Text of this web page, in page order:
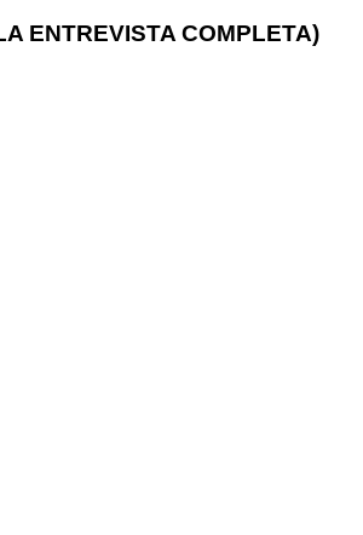
ENTREVISTA COMPLETA)